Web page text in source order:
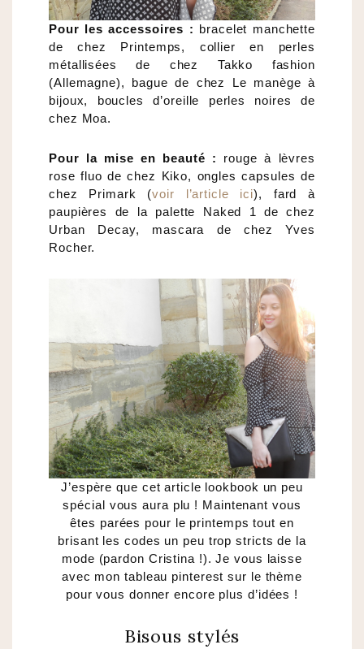
Pour les accessoires : bracelet manchette
de chez Printemps, collier en perles
métallisées de chez Takko fashion
(Allemagne), bague de chez Le manège à
bijoux, boucles d’oreille perles noires de
chez Moa.
Pour la mise en beauté : rouge à lèvres
rose fluo de chez Kiko, ongles capsules de
chez Primark (voir l’article ici), fard à
paupières de la palette Naked 1 de chez
Urban Decay, mascara de chez Yves
Rocher.
J’espère que cet article lookbook un peu
spécial vous aura plu ! Maintenant vous
êtes parées pour le printemps tout en
brisant les codes un peu trop stricts de la
mode (pardon Cristina !). Je vous laisse
avec mon tableau pinterest sur le thème
pour vous donner encore plus d’idées !
Bisous stylés